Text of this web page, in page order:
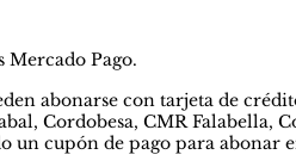
Mercado Pago.
abonarse con tarjeta de
Cordobesa, CMR Falabella,
cupón de pago para abonar